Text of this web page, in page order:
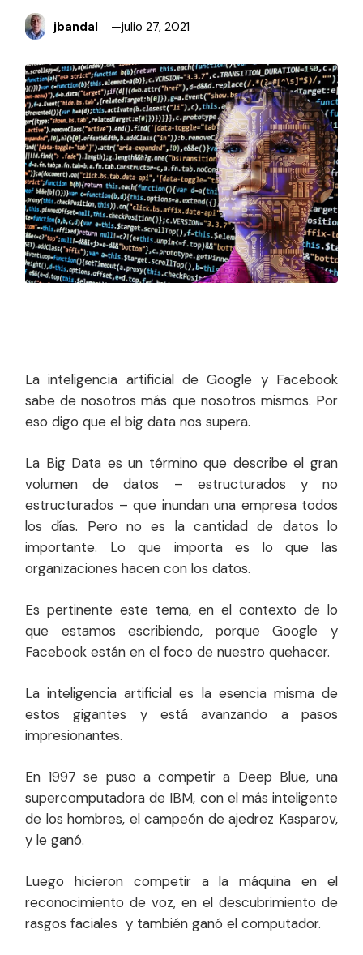
jbandal julio 27, 2021
La inteligencia artificial de Google y Facebook
sabe de nosotros más que nosotros mismos. Por
eso digo que el big data nos supera.
La Big Data es un término que describe el gran
volumen de datos – estructurados y no
estructurados – que inundan una empresa todos
los días. Pero no es la cantidad de datos lo
importante. Lo que importa es lo que las
organizaciones hacen con los datos.
Es pertinente este tema, en el contexto de lo
que estamos escribiendo, porque Google y
Facebook están en el foco de nuestro quehacer.
La inteligencia artificial es la esencia misma de
estos gigantes y está avanzando a pasos
impresionantes.
En 1997 se puso a competir a Deep Blue, una
supercomputadora de IBM, con el más inteligente
de los hombres, el campeón de ajedrez Kasparov,
y le ganó.
Luego hicieron competir a la máquina en el
reconocimiento de voz, en el descubrimiento de
rasgos faciales y también ganó el computador.